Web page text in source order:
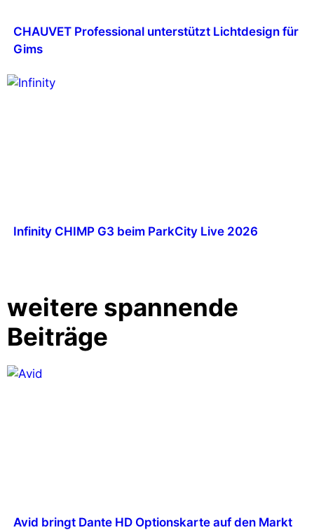
CHAUVET Professional unterstützt Lichtdesign für
Gims
Infinity CHIMP G3 beim ParkCity Live 2026
weitere spannende
Beiträge
Avid bringt Dante HD Optionskarte auf den Markt